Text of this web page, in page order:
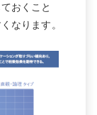
おくこと
なります。